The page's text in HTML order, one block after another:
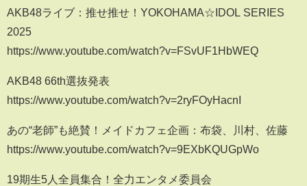
AKB48ライブ：推せ推せ！YOKOHAMA☆IDOL SERIES
2025
https://www.youtube.com/watch?v=FSvUF1HbWEQ
AKB48 66th選抜発表
https://www.youtube.com/watch?v=2ryFOyHacnI
あの“老師”も絶賛！メイドカフェ企画：布袋、川村、佐藤
https://www.youtube.com/watch?v=9EXbKQUGpWo
19期生5人全員集合！全力エンタメ委員会